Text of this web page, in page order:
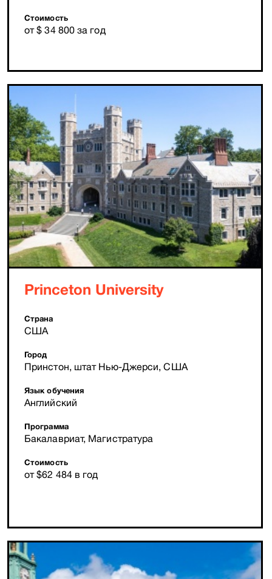
Стоимость
от $ 34 800 за год
Princeton University
Страна
США
Город
Принстон, штат Нью-Джерси, США
Язык обучения
Английский
Программа
Бакалавриат, Магистратура
Стоимость
от $62 484 в год